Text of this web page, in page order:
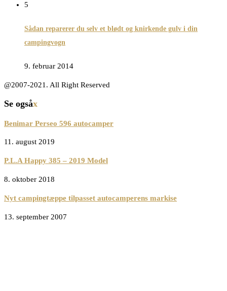
5
Sådan reparerer du selv et blødt og knirkende gulv i din
campingvogn
9. februar 2014
@2007-2021. All Right Reserved
Se ogsåx
Benimar Perseo 596 autocamper
11. august 2019
P.L.A Happy 385 – 2019 Model
8. oktober 2018
Nyt campingtæppe tilpasset autocamperens markise
13. september 2007